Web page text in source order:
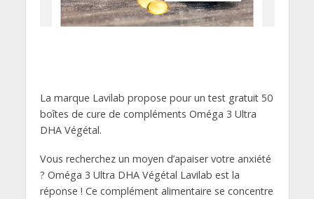
La marque Lavilab propose pour un test gratuit 50
boîtes de cure de compléments Oméga 3 Ultra
DHA Végétal.
Vous recherchez un moyen d’apaiser votre anxiété
? Oméga 3 Ultra DHA Végétal Lavilab est la
réponse ! Ce complément alimentaire se concentre